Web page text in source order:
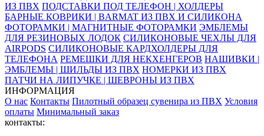
ИЗ ПВХ ПОДСТАВКИ ПОД ТЕЛЕФОН | ХОЛДЕРЫ
БАРНЫЕ КОВРИКИ | BARMAT ИЗ ПВХ И СИЛИКОНА
ФОТОРАМКИ | МАГНИТНЫЕ ФОТОРАМКИ ЭМБЛЕМЫ
ДЛЯ РЕЗИНОВЫХ ЛОДОК СИЛИКОНОВЫЕ ЧЕХЛЫ ДЛЯ
AIRPODS СИЛИКОНОВЫЕ КАРДХОЛДЕРЫ ДЛЯ
ТЕЛЕФОНА РЕМЕШКИ ДЛЯ НЕКХЕНГЕРОВ НАШИВКИ |
ЭМБЛЕМЫ | ШИЛЬДЫ ИЗ ПВХ НОМЕРКИ ИЗ ПВХ
ПАТЧИ НА ЛИПУЧКЕ | ШЕВРОНЫ ИЗ ПВХ
ИНФОРМАЦИЯ
О нас Контакты Пилотный образец сувенира из ПВХ Условия
оплаты Минимальный заказ
контакты: